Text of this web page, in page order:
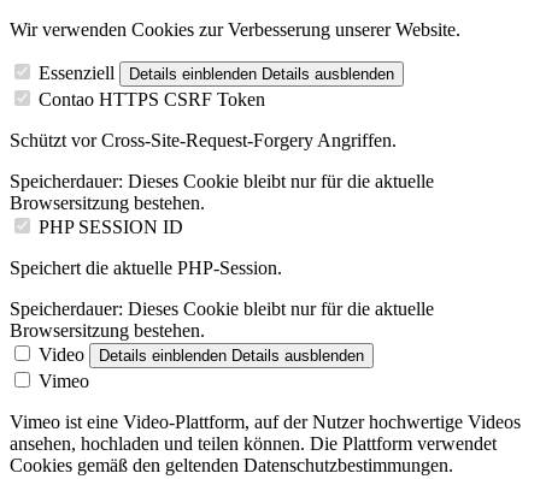
Wir verwenden Cookies zur Verbesserung unserer Website.
Essenziell Details einblenden Details ausblenden
Contao HTTPS CSRF Token
Schützt vor Cross-Site-Request-Forgery Angriffen.
Speicherdauer: Dieses Cookie bleibt nur für die aktuelle
Browsersitzung bestehen.
PHP SESSION ID
Speichert die aktuelle PHP-Session.
Speicherdauer: Dieses Cookie bleibt nur für die aktuelle
Browsersitzung bestehen.
Video
Details einblenden Details ausblenden
Vimeo
Vimeo ist eine Video-Plattform, auf der Nutzer hochwertige Videos
ansehen, hochladen und teilen können. Die Plattform verwendet
Cookies gemäß den geltenden Datenschutzbestimmungen.